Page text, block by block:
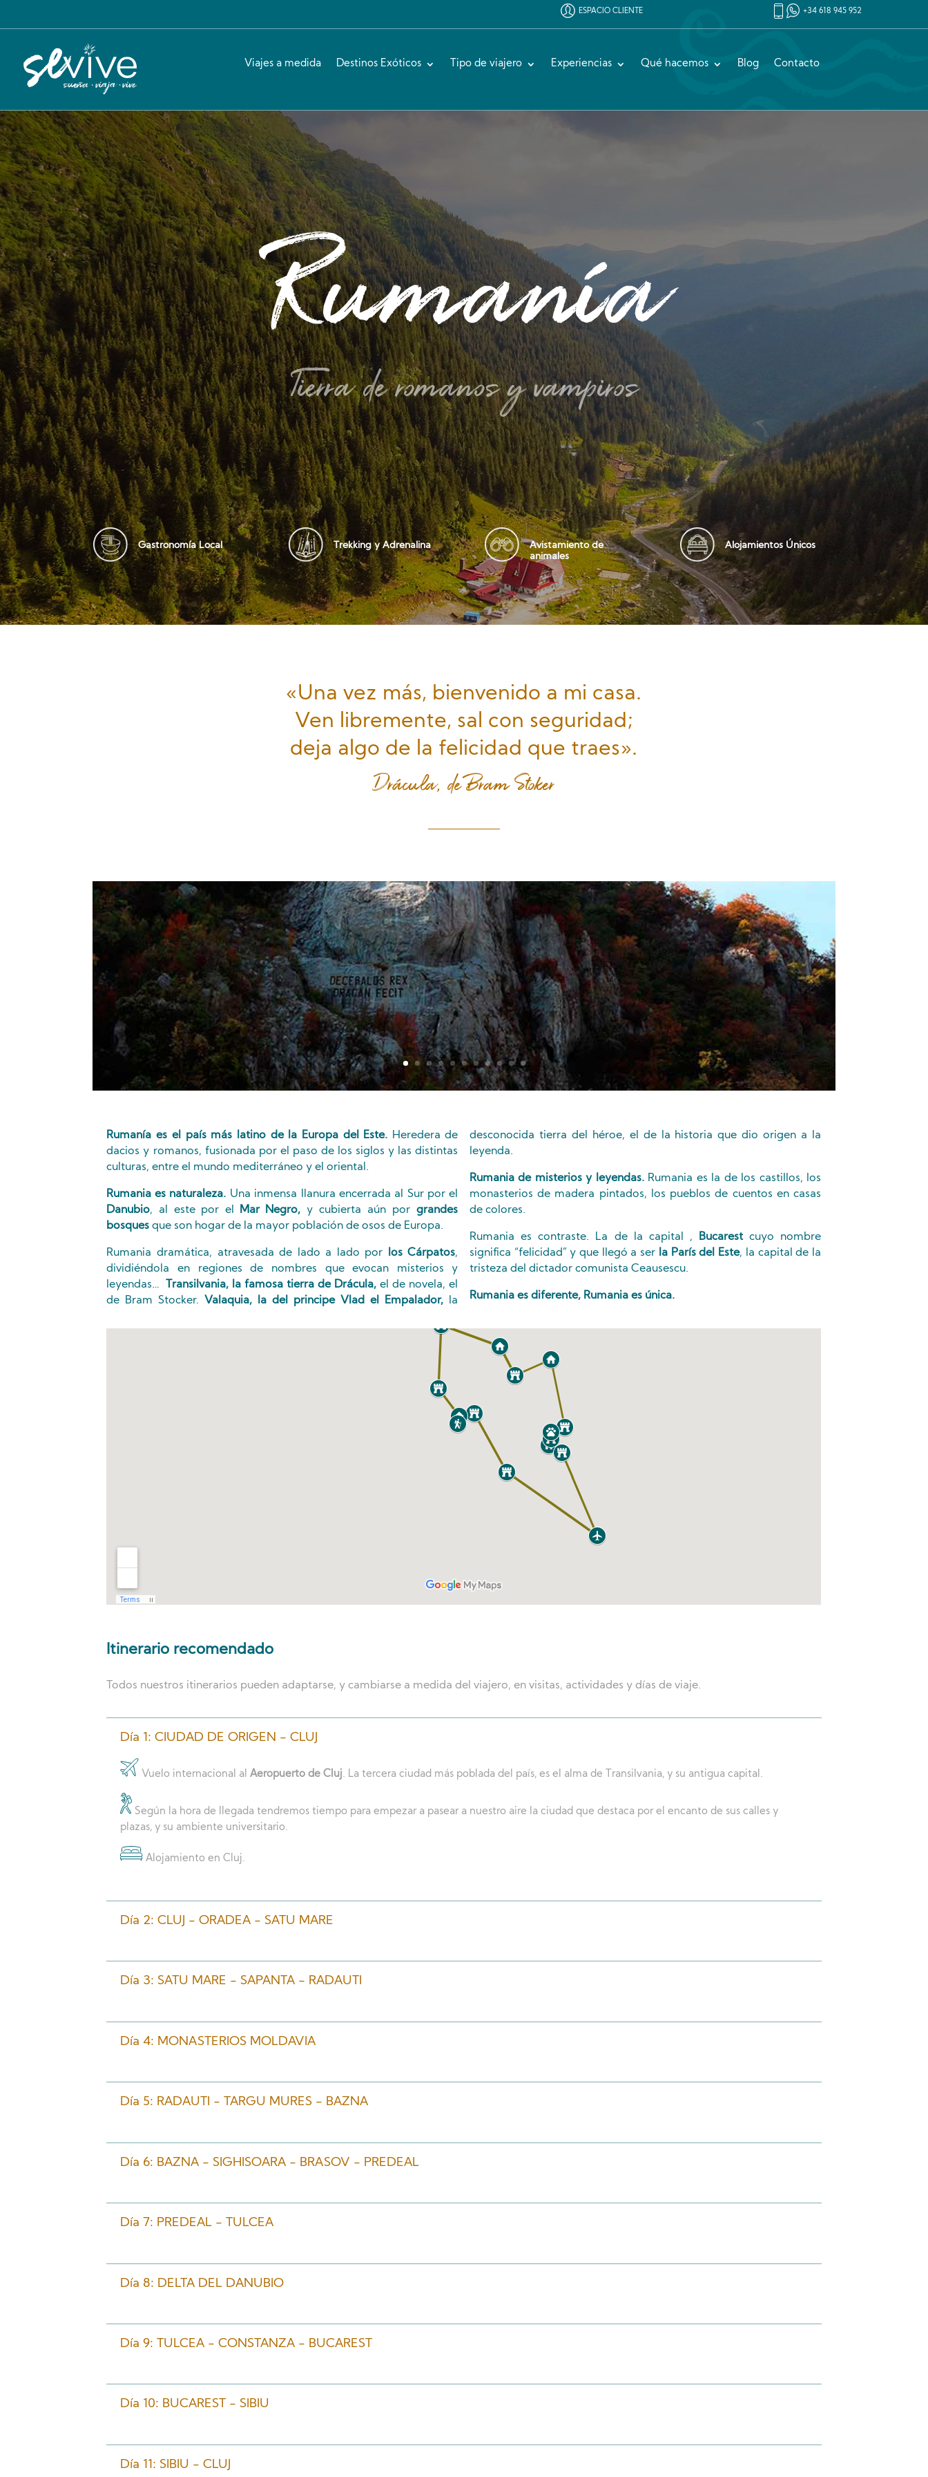
ESPACIO CLIENTE +34 618 945 952
Viajes a medida Destinos Exóticos Tipo de viajero Experiencias Qué hacemos Blog Contacto
Rumanía
Tierra de romanos y vampiros
Gastronomía Local Trekking y Adrenalina
Avistamiento de
animales
Alojamientos Únicos
«Una vez más, bienvenido a mi casa.
Ven libremente, sal con seguridad;
deja algo de la felicidad que traes».
Drácula, de Bram Stoker
Rumanía es el país más latino de la Europa del Este. Heredera de
dacios y romanos, fusionada por el paso de los siglos y las distintas
culturas, entre el mundo mediterráneo y el oriental.
Rumania es naturaleza. Una inmensa llanura encerrada al Sur por el
Danubio, al este por el Mar Negro, y cubierta aún porgrandes
bosques que son hogar de la mayor población de osos de Europa.
Rumania dramática, atravesada de lado a lado por los Cárpatos,
dividiéndola en regiones de nombres que evocan misterios y
leyendas…
Transilvania, la famosa tierra de Drácula, el de novela, el
de Bram Stocker. Valaquia, la del principe Vlad el Empalador, la
desconocida tierra del héroe, el de la historia que dio origen a la
leyenda.
Rumania de misterios y leyendas. Rumania es la de los castillos, los
monasterios de madera pintados, los pueblos de cuentos en casas
de colores.
Rumania es contraste. La de la capital , Bucarestcuyo nombre
significa “felicidad” y que llegó a ser la París del Este, la capital de la
tristeza del dictador comunista Ceausescu.
Rumania es diferente, Rumania es única.
Itinerario recomendado
Todos nuestros itinerarios pueden adaptarse, y cambiarse a medida del viajero, en visitas, actividades y días de viaje.
Día 1: CIUDAD DE ORIGEN - CLUJ
Vuelo internacional alAeropuerto de Cluj. La tercera ciudad más poblada del país, es el alma de Transilvania, y su antigua capital.
Según la hora de llegada tendremos tiempo para empezar a pasear a nuestro aire la ciudad que destaca por el encanto de sus calles y
plazas, y su ambiente universitario.
Alojamiento en Cluj.
Día 2: CLUJ - ORADEA - SATU MARE
Día 3: SATU MARE - SAPANTA - RADAUTI
Día 4: MONASTERIOS MOLDAVIA
Día 5: RADAUTI - TARGU MURES - BAZNA
Día 6: BAZNA - SIGHISOARA - BRASOV - PREDEAL
Día 7: PREDEAL - TULCEA
Día 8: DELTA DEL DANUBIO
Día 9: TULCEA - CONSTANZA - BUCAREST
Día 10: BUCAREST - SIBIU
Día 11: SIBIU - CLUJ